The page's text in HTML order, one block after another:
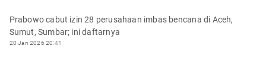
Prabowo cabut izin 28 perusahaan imbas bencana di Aceh,
Sumut, Sumbar; ini daftarnya
20 Jan 2026 20:41